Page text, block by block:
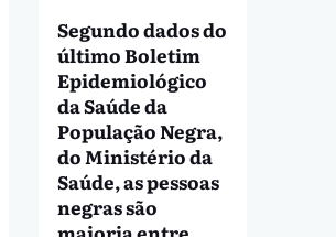
Segundo dados do
último Boletim
Epidemiológico
da Saúde da
População Negra,
do Ministério da
Saúde, as pessoas
negras são